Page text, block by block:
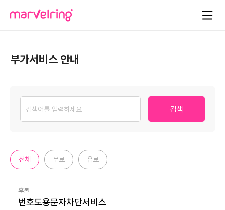
부가서비스 안내
검색
전체 무료 유료
후불
번호도용문자차단서비스